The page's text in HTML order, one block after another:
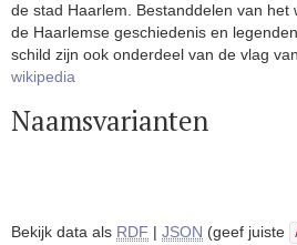
de stad Haarlem. Bestanddelen van het
de Haarlemse geschiedenis en
schild zijn ook onderdeel van de vlag
wikipedia
Naamsvarianten
Bekijk data als RDF | JSON (geef juiste